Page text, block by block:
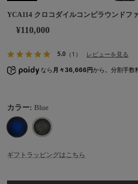
YCA114 クロコダイルコンビラウンドフ
¥110,000
5.0 （1） レビューを見る
なら 月々36,666円から。分割手数
カラー:Blue
Blue
ギフトラッピングはこちら